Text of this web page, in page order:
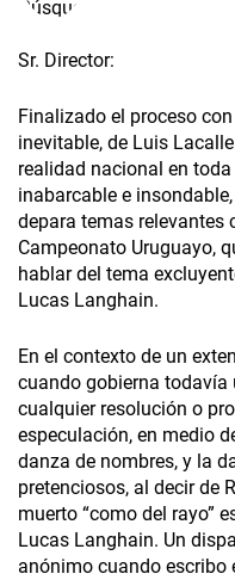
Sr. Director:
Finalizado el proceso
inevitable, de Luis
realidad nacional en
inabarcable e
depara temas relevantes
Campeonato Uruguayo,
hablar del tema
Lucas Langhain.
En el contexto de un
cuando gobierna todavía
cualquier resolución o
especulación, en medio
danza de nombres, y la
pretenciosos, al decir de
muerto “como del rayo”
Lucas Langhain. Un
anónimo cuando escribo